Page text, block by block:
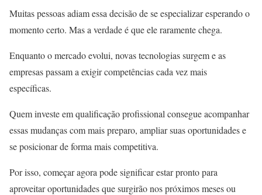
Muitas pessoas adiam essa decisão de se especializar esperando o
momento certo. Mas a verdade é que ele raramente chega.
Enquanto o mercado evolui, novas tecnologias surgem e as
empresas passam a exigir competências cada vez mais
específicas.
Quem investe em qualificação profissional consegue acompanhar
essas mudanças com mais preparo, ampliar suas oportunidades e
se posicionar de forma mais competitiva.
Por isso, começar agora pode significar estar pronto para
aproveitar oportunidades que surgirão nos próximos meses ou